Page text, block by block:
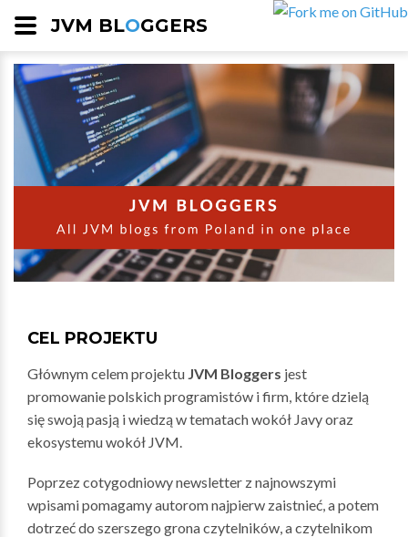
JVM BLOGGERS
CEL PROJEKTU
Głównym celem projektu JVM Bloggers jest
promowanie polskich programistów i firm, które dzielą
się swoją pasją i wiedzą w tematach wokół Javy oraz
ekosystemu wokół JVM.
Poprzez cotygodniowy newsletter z najnowszymi
wpisami pomagamy autorom najpierw zaistnieć, a potem
dotrzeć do szerszego grona czytelników, a czytelnikom